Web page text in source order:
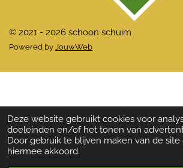
Deze website gebruikt cookies voor
doeleinden en/of het tonen van
Door gebruik te blijven maken van de site
hiermee akkoord.
© 2021 - 2026 schoon schuim
Powered by JouwWeb